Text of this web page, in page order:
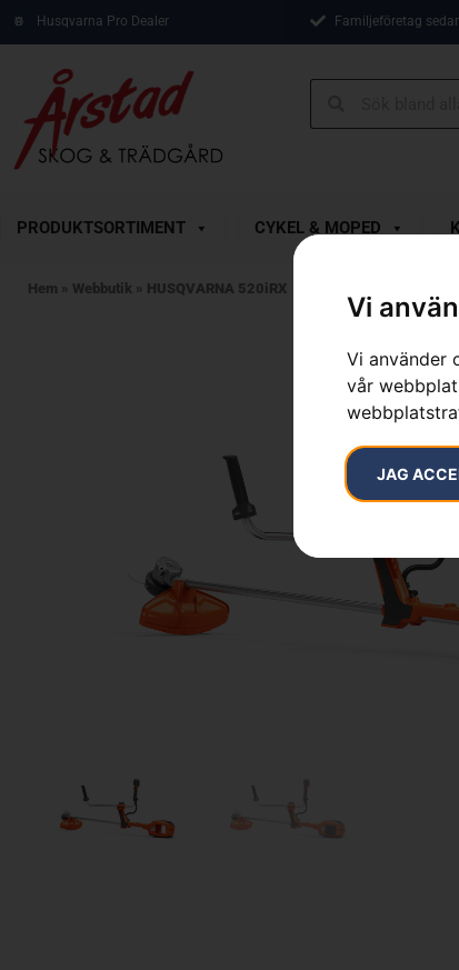
Vi
Vi använder
vår
JAG
Husqvarna Pro Dealer Familjeföretag
PRODUKTSORTIMENT CYKEL & MOPED
Hem » Webbutik » HUSQVARNA 520iRX